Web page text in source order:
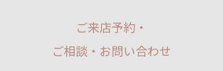
ご来店予約・
ご相談・お問い合わせ